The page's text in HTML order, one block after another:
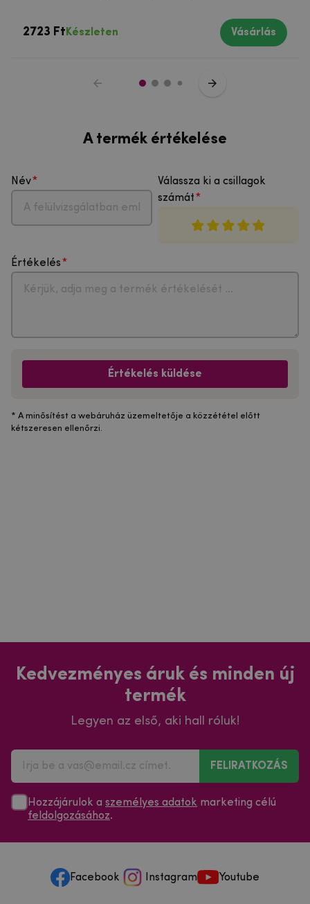
2723 Ft Készleten Vásárlás
A termék értékelése
Név
Válassza ki a csillagok
számát
Értékelés
Értékelés küldése
* A minősítést a webáruház üzemeltetője a közzététel előtt
kétszeresen ellenőrzi.
Kedvezményes áruk és minden új
termék
Legyen az első, aki hall róluk!
FELIRATKOZÁS
Hozzájárulok a személyes adatok marketing célú
feldolgozásához.
Facebook Instagram Youtube